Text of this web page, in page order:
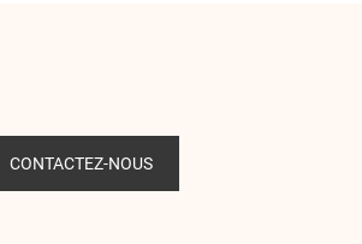
CONTACTEZ-NOUS